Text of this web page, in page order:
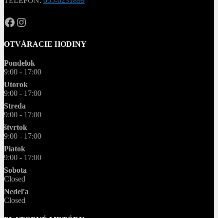
OPAL.drahokamy
opal.drahokamy
OTVÁRACIE HODINY
Pondelok
9:00 - 17:00
Utorok
9:00 - 17:00
Streda
9:00 - 17:00
štvrtok
9:00 - 17:00
Piatok
9:00 - 17:00
Sobota
Closed
Nedeľa
Closed